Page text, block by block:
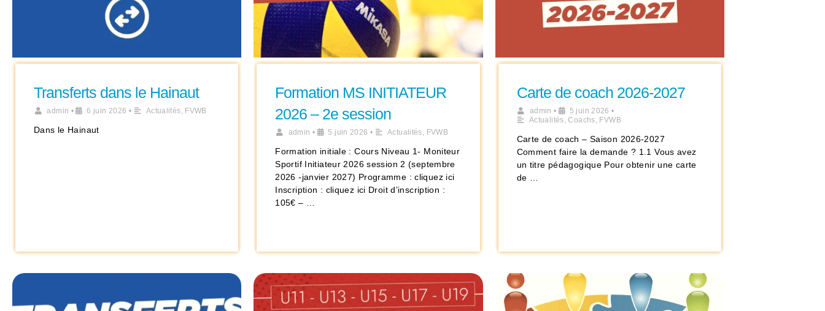
Transferts dans le Hainaut
admin • 6 juin 2026 • Actualités, FVWB
Dans le Hainaut
Formation MS INITIATEUR
2026 – 2e session
admin • 5 juin 2026 • Actualités, FVWB
Formation initiale : Cours Niveau 1- Moniteur
Sportif Initiateur 2026 session 2 (septembre
2026 -janvier 2027) Programme : cliquez ici
Inscription : cliquez ici Droit d’inscription :
105€ – …
Carte de coach 2026-2027
admin • 5 juin 2026 •
Actualités,Coachs, FVWB
Carte de coach – Saison 2026-2027
Comment faire la demande ? 1.1 Vous avez
un titre pédagogique Pour obtenir une carte
de …